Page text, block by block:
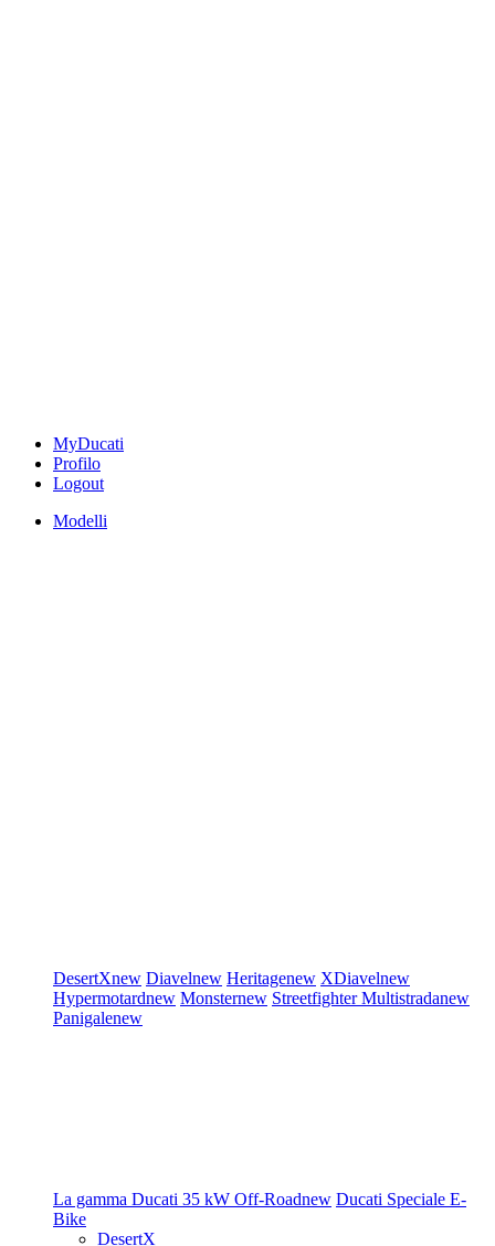
MyDucati
Profilo
Logout
Modelli
DesertXnew Diavelnew Heritagenew XDiavelnew
Hypermotardnew Monsternew StreetfighterMultistradanew
Panigalenew
La gamma Ducati 35 kW Off-Roadnew Ducati Speciale E-
Bike
DesertX